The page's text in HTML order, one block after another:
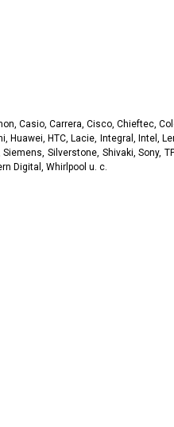
Casio, Carrera, Cisco, Chieftec,
HTC, Lacie, Integral, Intel,
Silverstone, Shivaki, Sony,
Digital, Whirlpool u. c.